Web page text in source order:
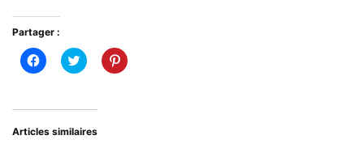
Partager :
Cliquez
pour
dans
nouvelle
Cliquez
pour
dans
nouvelle
Cliquez
pour
Articles similaires